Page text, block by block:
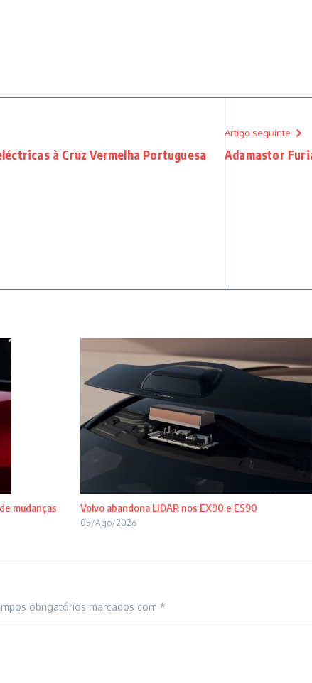
à Cruz Vermelha Portuguesa
Artigo seguinte
Adamastor
mudanças Volvo abandona LIDAR nos EX90 e ES90
05/Ago/2026
obrigatórios marcados com *